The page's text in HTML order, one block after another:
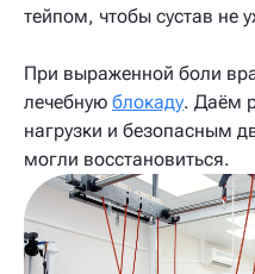
тейпом, чтобы сустав не
При выраженной боли
лечебную блокаду. Даём
нагрузки и безопасным
могли восстановиться.